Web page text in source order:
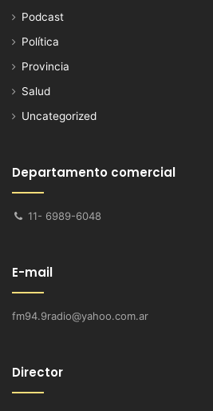
Podcast
Política
Provincia
Salud
Uncategorized
Departamento comercial
11- 6989-6048
E-mail
fm94.9radio@yahoo.com.ar
Director